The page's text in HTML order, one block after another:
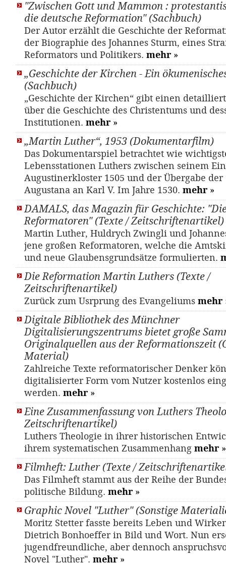
"Zwischen Gott und Mammon :
die deutsche Reformation" (Sachbuch)
Der Autor erzählt die Geschichte der
der Biographie des Johannes Sturm, eines
Reformators und Politikers. mehr »
„Geschichte der Kirchen - Ein
(Sachbuch)
„Geschichte der Kirchen“ gibt einen
über die Geschichte des Christentums und
Institutionen. mehr »
„Martin Luther“, 1953 (Dokumentarfilm)
Das Dokumentarspiel betrachtet wie
Lebensstationen Luthers zwischen seinem
Augustinerkloster 1505 und der Übergabe der
Augustana an Karl V. Im Jahre 1530. mehr »
DAMALS, das Magazin für Geschichte:
Reformatoren" (Texte / Zeitschriftenartikel)
Mar­tin Lu­ther, Huld­rych Zwing­li und
jene großen Reformatoren, welche die
und neue Glaubensgrundsätze formulierten.
Die Reformation Martin Luthers (Texte /
Zeitschriftenartikel)
Zurück zum Usrprung des Evangeliums mehr
Digitale Bibliothek des Münchner
Digitalisierungszentrums bietet große
Originalquellen aus der Reformationszeit
Material)
Zahlreiche Texte reformatorischer Denker
digitalisierter Form vom Nutzer kostenlos
werden. mehr »
Eine Zusammenfassung von Luthers
Zeitschriftenartikel)
Luthers Theologie in ihrer historischen
ihrem systematischen Zusammenhang mehr »
Filmheft: Luther (Texte /
Das Filmheft stammt aus der Reihe der
politische Bildung. mehr »
Graphic Novel "Luther" (Sonstige
Moritz Stetter fasste bereits Leben und
Dietrich Bonhoeffer in Bild und Wort. Nun
jugendfreundliche, aber dennoch
Novel "Luther". mehr »